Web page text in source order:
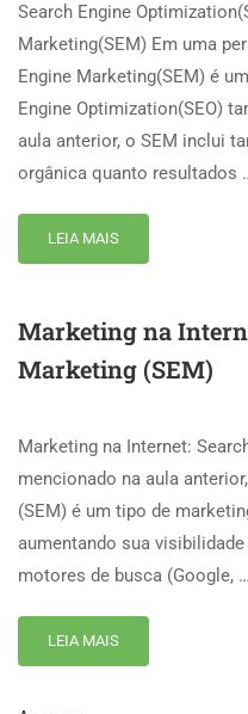
Search Engine
Marketing(SEM) Em uma
Engine Marketing(SEM) é
Engine Optimization(SEO)
aula anterior, o SEM inclui
orgânica quanto resultados
LEIA MAIS
Marketing na
Marketing (SEM)
Marketing na Internet:
mencionado na aula
(SEM) é um tipo de
aumentando sua
motores de busca (Google, …
LEIA MAIS